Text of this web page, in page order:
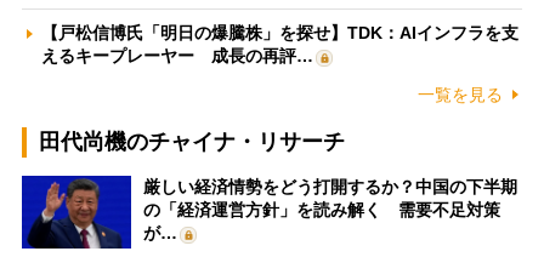
【戸松信博氏「明日の爆騰株」を探せ】TDK：AIインフラを支
えるキープレーヤー 成長の再評…
一覧を見る
田代尚機のチャイナ・リサーチ
厳しい経済情勢をどう打開するか？中国の下半期
の「経済運営方針」を読み解く 需要不足対策
が…